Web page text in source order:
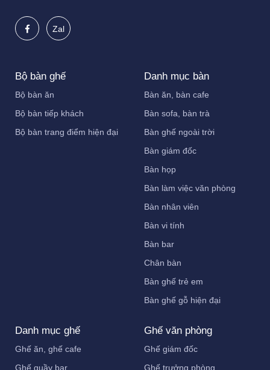
Zal
Bộ bàn ghế
Bộ bàn ăn
Bộ bàn tiếp khách
Bộ bàn trang điểm hiện đại
Danh mục bàn
Bàn ăn, bàn cafe
Bàn sofa, bàn trà
Bàn ghế ngoài trời
Bàn giám đốc
Bàn họp
Bàn làm việc văn phòng
Bàn nhân viên
Bàn vi tính
Bàn bar
Chân bàn
Bàn ghế trẻ em
Bàn ghế gỗ hiện đại
Danh mục ghế
Ghế ăn, ghế cafe
Ghế quầy bar
Ghế văn phòng
Ghế giám đốc
Ghế trưởng phòng